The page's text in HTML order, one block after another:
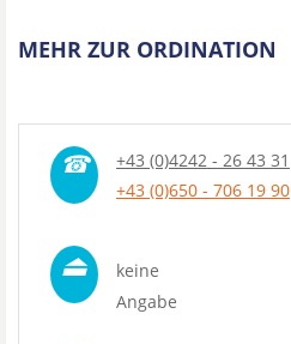
MEHR ZUR ORDINATION
☎
+43 (0)4242 - 26 43 31
+43 (0)650 - 706 19 90
⏏
keine
Angabe